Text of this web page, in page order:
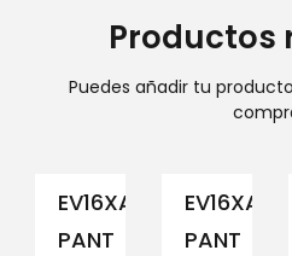
Productos
Puedes añadir tu
EV16XAM194
PANT
EV16XAM191
PANT